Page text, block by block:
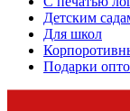
Детским
Для школ
Подарки